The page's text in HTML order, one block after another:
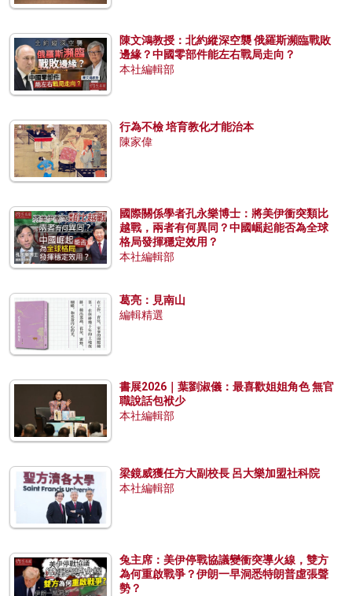
陳文鴻教授：北約縱深空襲 俄羅斯瀕臨戰敗
邊緣？中國零部件能左右戰局走向？
本社編輯部
行為不檢 培育教化才能治本
陳家偉
國際關係學者孔永樂博士：將美伊衝突類比
越戰，兩者有何異同？中國崛起能否為全球
格局發揮穩定效用？
本社編輯部
葛亮：見南山
編輯精選
書展2026｜葉劉淑儀：最喜歡姐姐角色 無官
職說話包袱少
本社編輯部
梁鏡威獲任方大副校長 呂大樂加盟社科院
本社編輯部
兔主席：美伊停戰協議變衝突導火線，雙方
為何重啟戰爭？伊朗一早洞悉特朗普虛張聲
勢？